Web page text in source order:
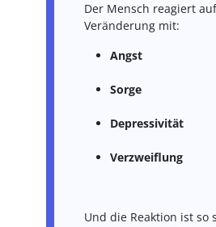
Der Mensch reagiert
Veränderung mit:
Angst
Sorge
Depressivität
Verzweiflung
Und die Reaktion ist so